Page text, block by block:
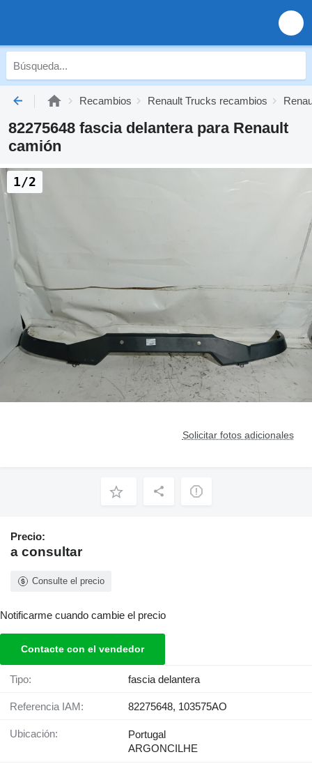
Recambios Renault Trucks recambios
82275648 fascia delantera para Renault
camión
Solicitar fotos adicionales
1/2
Precio:
a consultar
Consulte el precio
Notificarme cuando cambie el precio
Contacte con el vendedor
Tipo: fascia delantera
Referencia IAM: 82275648, 103575AO
Ubicación:
Portugal
ARGONCILHE